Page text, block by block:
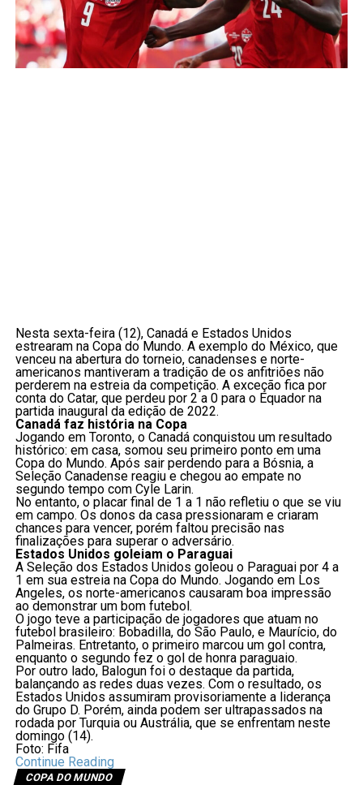
Nesta sexta-feira (12), Canadá e Estados Unidos
estrearam na Copa do Mundo. A exemplo do México, que
venceu na abertura do torneio, canadenses e norte-
americanos mantiveram a tradição de os anfitriões não
perderem na estreia da competição. A exceção fica por
conta do Catar, que perdeu por 2 a 0 para o Equador na
partida inaugural da edição de 2022.
Canadá faz história na Copa
Jogando em Toronto, o Canadá conquistou um resultado
histórico: em casa, somou seu primeiro ponto em uma
Copa do Mundo. Após sair perdendo para a Bósnia, a
Seleção Canadense reagiu e chegou ao empate no
segundo tempo com Cyle Larin.
No entanto, o placar final de 1 a 1 não refletiu o que se viu
em campo. Os donos da casa pressionaram e criaram
chances para vencer, porém faltou precisão nas
finalizações para superar o adversário.
Estados Unidos goleiam o Paraguai
A Seleção dos Estados Unidos goleou o Paraguai por 4 a
1 em sua estreia na Copa do Mundo. Jogando em Los
Angeles, os norte-americanos causaram boa impressão
ao demonstrar um bom futebol.
O jogo teve a participação de jogadores que atuam no
futebol brasileiro: Bobadilla, do São Paulo, e Maurício, do
Palmeiras. Entretanto, o primeiro marcou um gol contra,
enquanto o segundo fez o gol de honra paraguaio.
Por outro lado, Balogun foi o destaque da partida,
balançando as redes duas vezes. Com o resultado, os
Estados Unidos assumiram provisoriamente a liderança
do Grupo D. Porém, ainda podem ser ultrapassados na
rodada por Turquia ou Austrália, que se enfrentam neste
domingo (14).
Foto: Fifa
Continue Reading
COPA DO MUNDO